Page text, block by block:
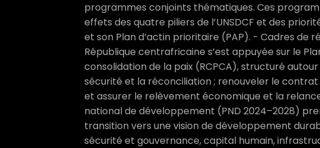
programmes conjoints thématiques. Ces
effets des quatre piliers de l’UNSDCF et des
et son Plan d’actin prioritaire (PAP). - Cadres de
République centrafricaine s’est appuyée sur le
consolidation de la paix (RCPCA), structuré
sécurité et la réconciliation ; renouveler le
et assurer le relèvement économique et la
national de développement (PND 2024–2028)
transition vers une vision de développement
sécurité et gouvernance, capital humain,